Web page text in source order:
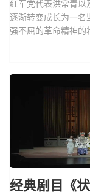
红军党代表洪常青以
逐渐转变成长为一名
强不屈的革命精神的
经典剧目《